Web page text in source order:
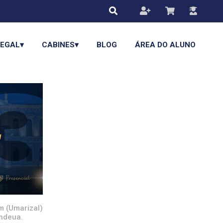
CABINES▾ BLOG ÁREA DO ALUNO
(Umarizal)